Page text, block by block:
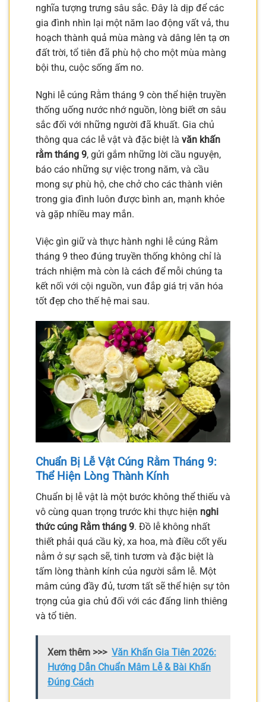
nghĩa tượng trưng sâu sắc. Đây là dịp để các
gia đình nhìn lại một năm lao động vất vả, thu
hoạch thành quả mùa màng và dâng lên tạ ơn
đất trời, tổ tiên đã phù hộ cho một mùa màng
bội thu, cuộc sống ấm no.
Nghi lễ cúng Rằm tháng 9 còn thể hiện truyền
thống uống nước nhớ nguồn, lòng biết ơn sâu
sắc đối với những người đã khuất. Gia chủ
thông qua các lễ vật và đặc biệt là văn khấn
rằm tháng 9, gửi gắm những lời cầu nguyện,
báo cáo những sự việc trong năm, và cầu
mong sự phù hộ, che chở cho các thành viên
trong gia đình luôn được bình an, mạnh khỏe
và gặp nhiều may mắn.
Việc gìn giữ và thực hành nghi lễ cúng Rằm
tháng 9 theo đúng truyền thống không chỉ là
trách nhiệm mà còn là cách để mỗi chúng ta
kết nối với cội nguồn, vun đắp giá trị văn hóa
tốt đẹp cho thế hệ mai sau.
Chuẩn Bị Lễ Vật Cúng Rằm Tháng 9:
Thể Hiện Lòng Thành Kính
Chuẩn bị lễ vật là một bước không thể thiếu và
vô cùng quan trọng trước khi thực hiện nghi
thức cúng Rằm tháng 9. Đồ lễ không nhất
thiết phải quá cầu kỳ, xa hoa, mà điều cốt yếu
nằm ở sự sạch sẽ, tinh tươm và đặc biệt là
tấm lòng thành kính của người sắm lễ. Một
mâm cúng đầy đủ, tươm tất sẽ thể hiện sự tôn
trọng của gia chủ đối với các đấng linh thiêng
và tổ tiên.
Xem thêm >>> Văn Khấn Gia Tiên 2026:
Hướng Dẫn Chuẩn Mâm Lễ & Bài Khấn
Đúng Cách